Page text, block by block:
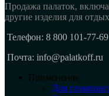
Продажа палаток,
другие изделия для
Телефон: 8 800 101-77-69
Почта: info@palatkoff.ru
Применение
Для